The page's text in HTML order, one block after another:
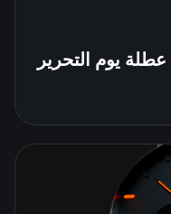
يوم التحرير